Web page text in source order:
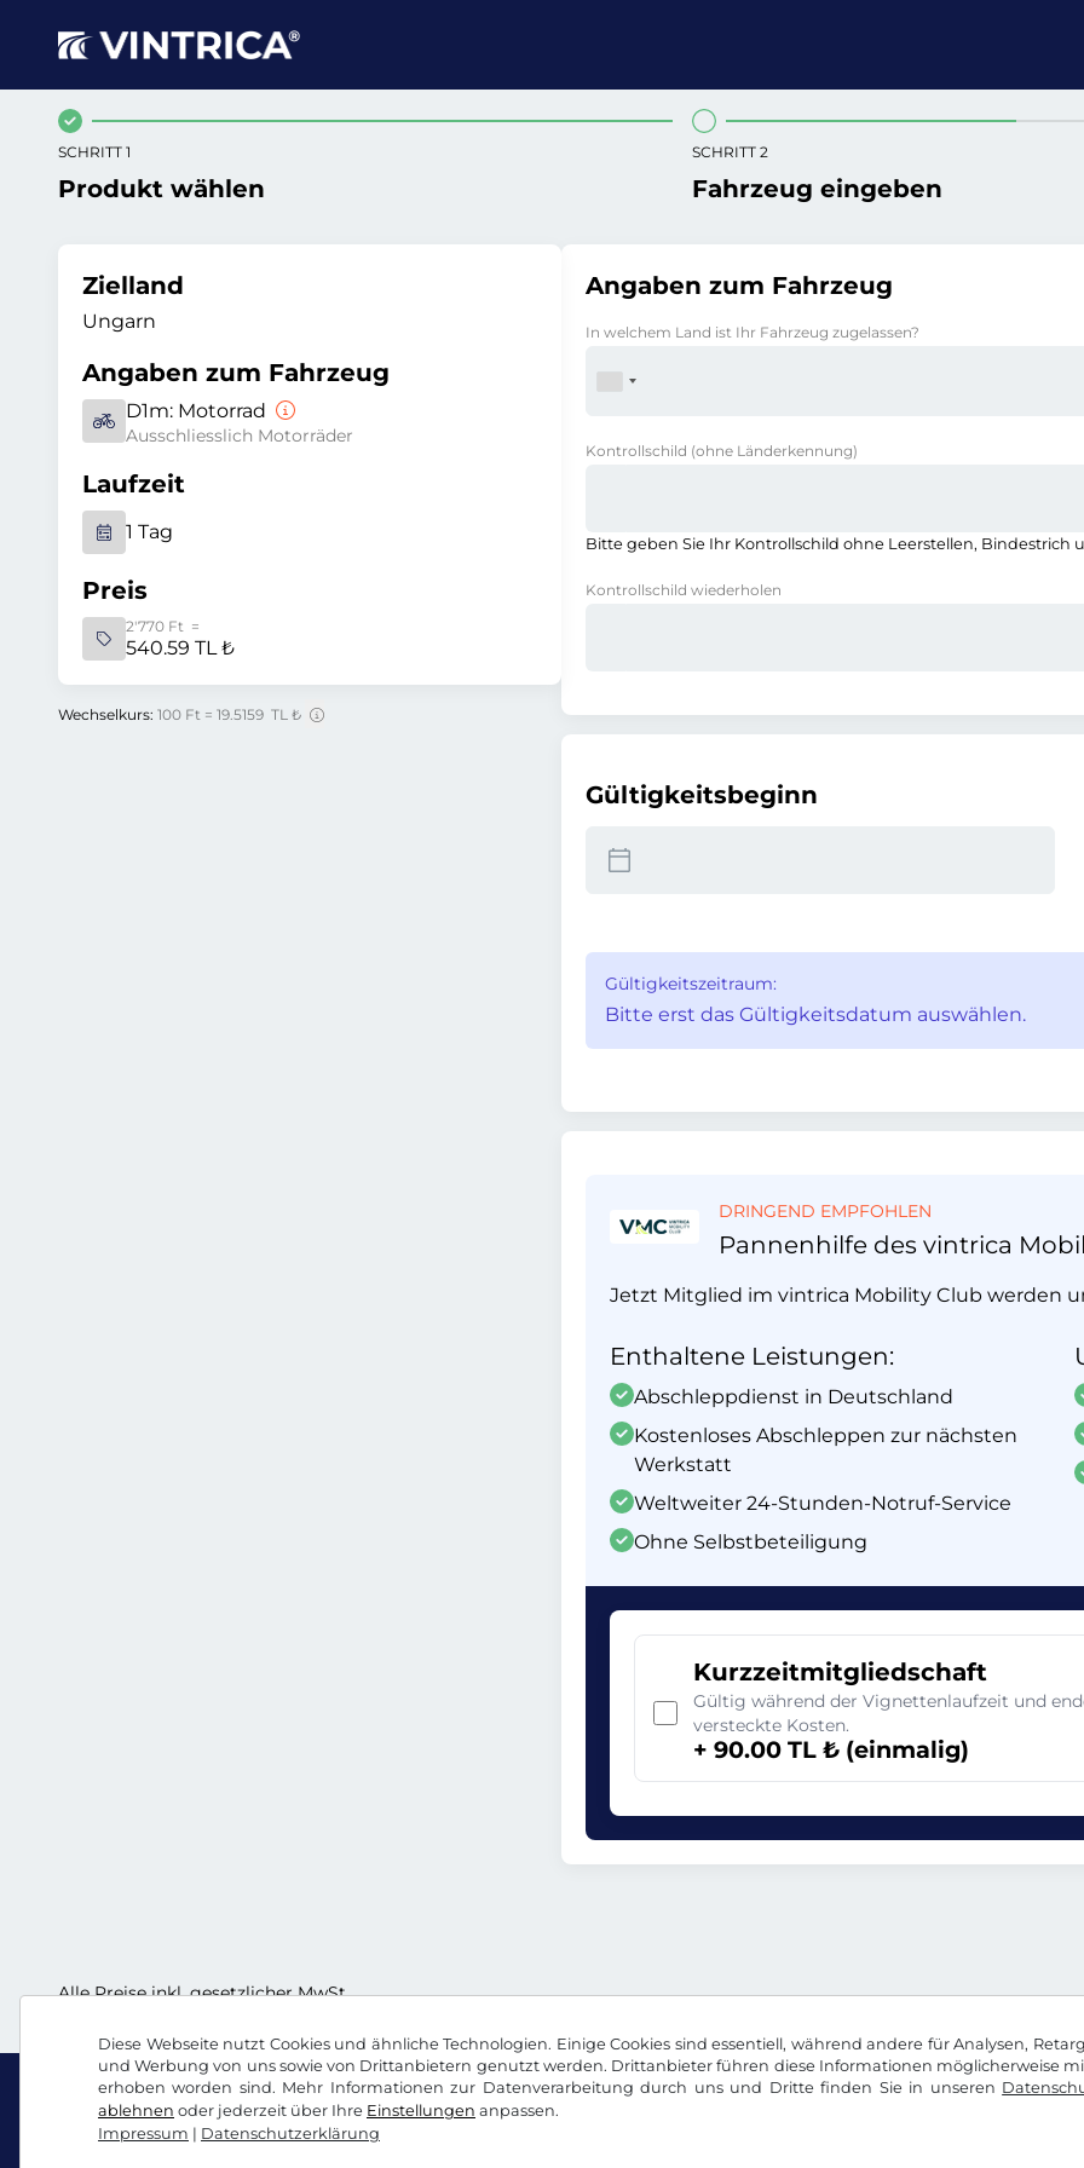
Diese Webseite nutzt Cookies und ähnliche Technologien. Einige Cookies sind essentiell, während andere für Analysen,
und Werbung von uns sowie von Drittanbietern genutzt werden. Drittanbieter führen diese Informationen möglicherweise
erhoben worden sind. Mehr Informationen zur Datenverarbeitung durch uns und Dritte finden Sie in unseren
ablehnen oder jederzeit über Ihre Einstellungen anpassen.
Impressum | Datenschutzerklärung
SCHRITT 1
Produkt wählen
SCHRITT 2
Fahrzeug eingeben
Zielland
Ungarn
Angaben zum Fahrzeug
D1m: Motorrad
Ausschliesslich Motorräder
Laufzeit
1 Tag
Preis
2'770 Ft =
540.59 TL ₺
Wechselkurs: 100 Ft = 19.5159 TL ₺
Angaben zum Fahrzeug
In welchem Land ist Ihr Fahrzeug zugelassen?
Kontrollschild (ohne Länderkennung)
Bitte geben Sie Ihr Kontrollschild ohne Leerstellen, Bindestrich
Kontrollschild wiederholen
Gültigkeitsbeginn
Gültigkeitszeitraum:
Bitte erst das Gültigkeitsdatum auswählen.
DRINGEND EMPFOHLEN
Pannenhilfe des vintrica
Jetzt Mitglied im vintrica Mobility Club werden
Enthaltene Leistungen:
Abschleppdienst in Deutschland
Kostenloses Abschleppen zur nächsten
Werkstatt
Weltweiter 24-Stunden-Notruf-Service
Ohne Selbstbeteiligung
Kurzzeitmitgliedschaft
Gültig während der Vignettenlaufzeit und
versteckte Kosten.
+ 90.00 TL ₺ (einmalig)
Alle Preise inkl. gesetzlicher MwSt.